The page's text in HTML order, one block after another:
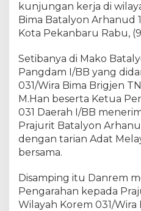
a
n
g
a
/
B
B
d
i
l
a
y
kunjungan kerja di
Bima Batalyon Arhanud
Kota Pekanbaru Rabu,
Setibanya di Mako
Pangdam I/BB yang
031/Wira Bima Brigjen
M.Han beserta Ketua
031 Daerah I/BB
Prajurit Batalyon
dengan tarian Adat
bersama.
Disamping itu Danrem
Pengarahan kepada
Wilayah Korem 031/